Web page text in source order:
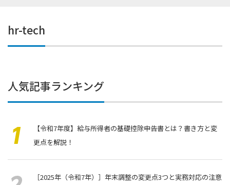
hr-tech
人気記事ランキング
【令和7年度】給与所得者の基礎控除申告書とは？書き方と変
更点を解説！
［2025年（令和7年）］年末調整の変更点3つと実務対応の注意